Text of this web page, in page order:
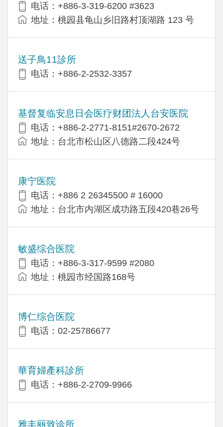
电话：+886-3-319-6200 #3623
地址：桃园县龟山乡旧路村顶湖路 123 号
送子鳥11診所
电话：+886-2-2532-3357
基督复临安息日会医疗财团法人台安医院
电话：+886-2-2771-8151#2670-2672
地址：台北市松山区八德路二段424号
康宁医院
电话：+886 2 26345500 # 16000
地址：台北市内湖区成功路五段420巷26号
敏盛综合医院
电话：+886-3-317-9599 #2080
地址：桃园市经国路168号
博仁综合医院
电话：02-25786677
華育婦產科診所
电话：+886-2-2709-9966
雅丰丽致诊所